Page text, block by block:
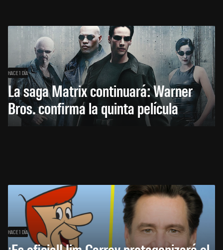
HACE 1 DÍA
La saga Matrix continuará: Warner
Bros. confirma la quinta película
HACE 1 DÍA